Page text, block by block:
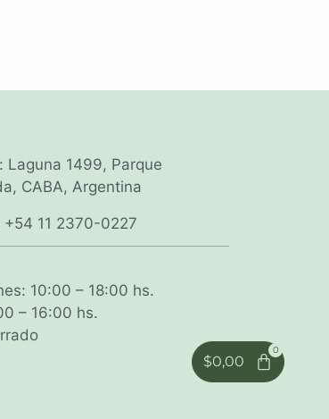
$0,00
Laguna 1499, Parque
CABA, Argentina
+54 11 2370-0227
10:00 – 18:00 hs.
– 16:00 hs.